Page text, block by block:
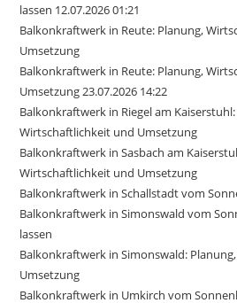
lassen 12.07.2026 01:21
Balkonkraftwerk in Reute: Planung,
Umsetzung
Balkonkraftwerk in Reute: Planung,
Umsetzung 23.07.2026 14:22
Balkonkraftwerk in Riegel am
Wirtschaftlichkeit und Umsetzung
Balkonkraftwerk in Sasbach am
Wirtschaftlichkeit und Umsetzung
Balkonkraftwerk in Schallstadt vom
Balkonkraftwerk in Simonswald vom
lassen
Balkonkraftwerk in Simonswald:
Umsetzung
Balkonkraftwerk in Umkirch vom